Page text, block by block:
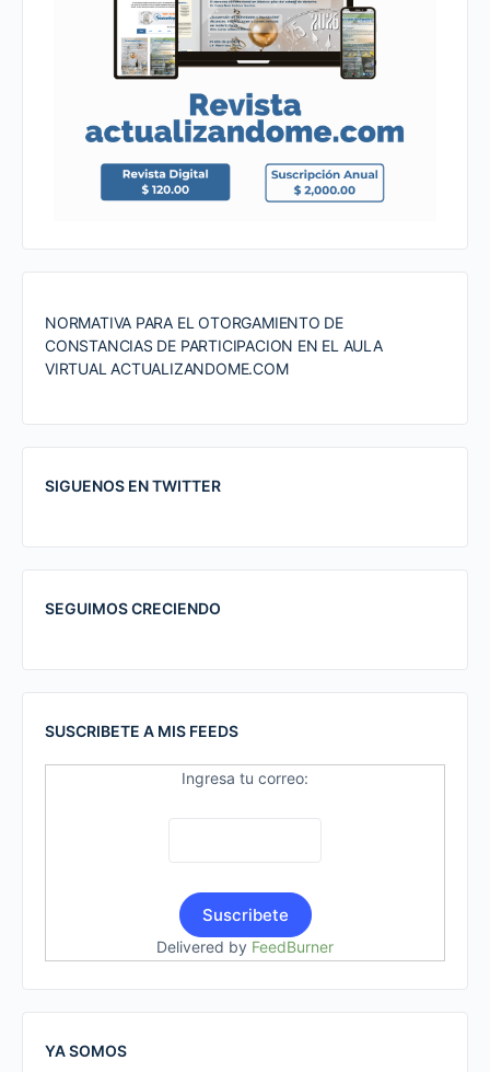
NORMATIVA PARA EL OTORGAMIENTO DE
CONSTANCIAS DE PARTICIPACION EN EL AULA
VIRTUAL ACTUALIZANDOME.COM
SIGUENOS EN TWITTER
SEGUIMOS CRECIENDO
SUSCRIBETE A MIS FEEDS
Ingresa tu correo:
Delivered by FeedBurner
YA SOMOS